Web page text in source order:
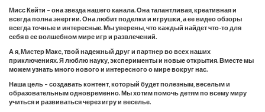
Мисс Кейти – она звезда нашего канала. Она талантливая, креативная и
всегда полна энергии. Она любит поделки и игрушки, а ее видео обзоры
всегда точные и интересные. Мы уверены, что каждый найдет что-то для
себя в ее волшебном мире игр и развлечений.
А я, Мистер Макс, твой надежный друг и партнер во всех наших
приключениях. Я люблю науку, эксперименты и новые открытия. Вместе мы
можем узнать много нового и интересного о мире вокруг нас.
Наша цель – создавать контент, который будет полезным, веселым и
образовательным одновременно. Мы хотим помочь детям по всему миру
учиться и развиваться через игру и веселье.